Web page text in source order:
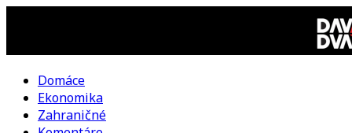
DAV
Domáce
Ekonomika
Zahraničné